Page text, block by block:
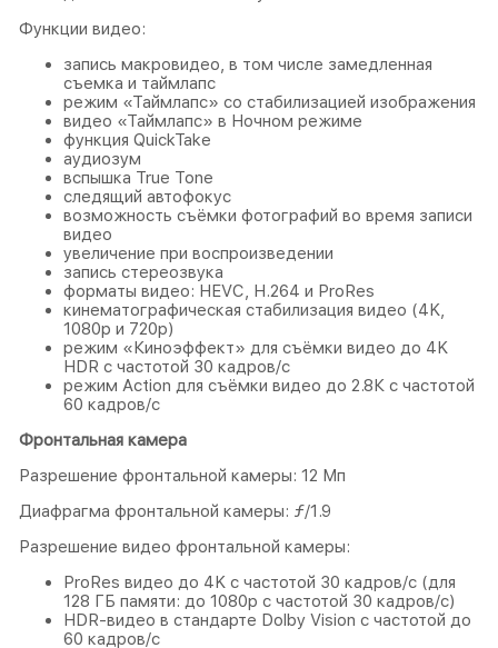
Функции видео:
запись макровидео, в том числе замедленная
съемка и таймлапс
режим «Таймлапс» со стабилизацией изображения
видео «Таймлапс» в Ночном режиме
функция QuickTake
аудиозум
вспышка True Tone
следящий автофокус
возможность съёмки фотографий во время записи
видео
увеличение при воспроизведении
запись стереозвука
форматы видео: HEVC, H.264 и ProRes
кинематографическая стабилизация видео (4K,
1080p и 720p)
режим «Киноэффект» для съёмки видео до 4K
HDR с частотой 30 кадров/с
режим Action для съёмки видео до 2.8К с частотой
60 кадров/с
Фронтальная камера
Разрешение фронтальной камеры: 12 Мп
Диафрагма фронтальной камеры: ƒ/1.9
Разрешение видео фронтальной камеры:
ProRes видео до 4K с частотой 30 кадров/с (для
128 ГБ памяти: до 1080p с частотой 30 кадров/с)
HDR‑видео в стандарте Dolby Vision с частотой до
60 кадров/с